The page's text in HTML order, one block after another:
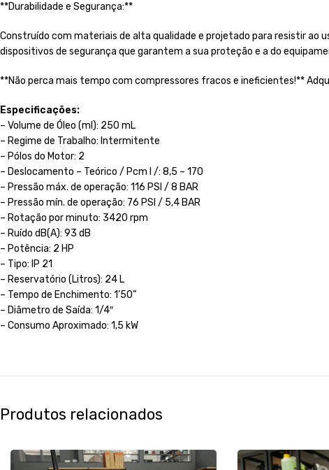
**Durabilidade e Segurança:**
Construído com materiais de alta qualidade e projetado para resistir ao
dispositivos de segurança que garantem a sua proteção e a do
**Não perca mais tempo com compressores fracos e ineficientes!**
Especificações:
– Volume de Óleo (ml): 250 mL
– Regime de Trabalho: Intermitente
– Pólos do Motor: 2
– Deslocamento – Teórico / Pcm l /: 8,5 – 170
– Pressão máx. de operação: 116 PSI / 8 BAR
– Pressão mín. de operação: 76 PSI / 5,4 BAR
– Rotação por minuto: 3420 rpm
– Ruído dB(A): 93 dB
– Potência: 2 HP
– Tipo: IP 21
– Reservatório (Litros): 24 L
– Tempo de Enchimento: 1’50”
– Diâmetro de Saída: 1/4″
– Consumo Aproximado: 1,5 kW
Produtos relacionados